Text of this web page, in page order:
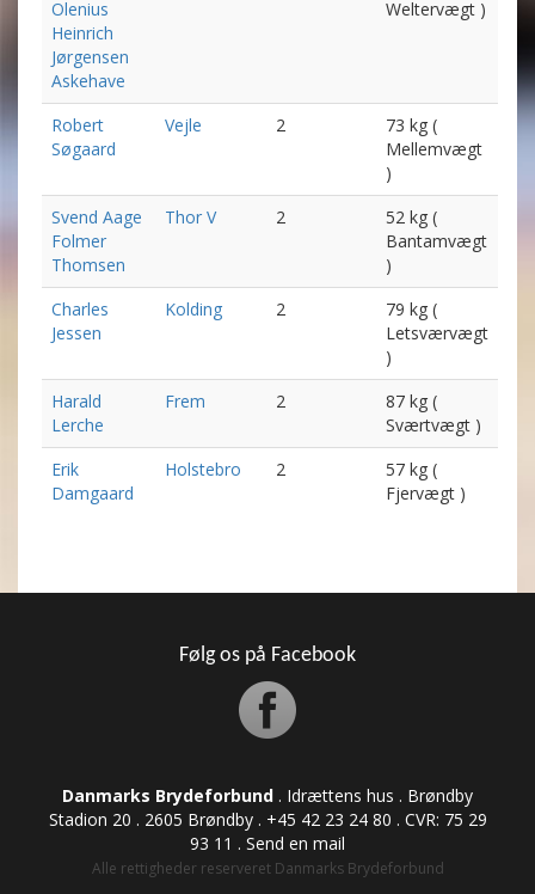
Olenius
Heinrich
Jørgensen
Askehave
Weltervægt )
Robert
Søgaard
Vejle 2
73 kg (
Mellemvægt
)
Svend Aage
Folmer
Thomsen
Thor V 2
52 kg (
Bantamvægt
)
Charles
Jessen
Kolding 2
79 kg (
Letsværvægt
)
Harald
Lerche
Frem 2
87 kg (
Sværtvægt )
Erik
Damgaard
Holstebro 2
57 kg (
Fjervægt )
Følg os på Facebook
Danmarks Brydeforbund . Idrættens hus . Brøndby
Stadion 20 . 2605 Brøndby . +45 42 23 24 80 . CVR: ​​​​​​75 29
93 11 . Send en mail
Alle rettigheder reserveret Danmarks Brydeforbund